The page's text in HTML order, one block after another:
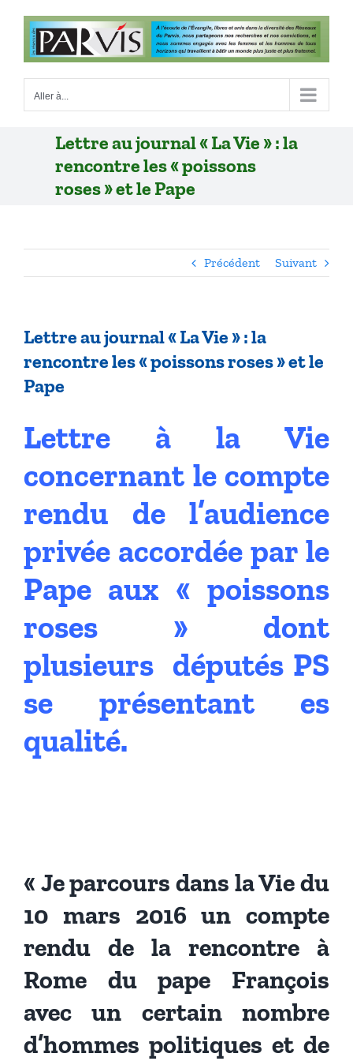
contenu
Aller à...
Lettre au journal « La Vie » : la
rencontre les « poissons
roses » et le Pape
Précédent Suivant
Lettre au journal « La Vie » : la
rencontre les « poissons roses » et le
Pape
Lettre à la Vie
concernant le compte
rendu de l’audience
privée accordée par le
Pape aux « poissons
roses » dont
plusieurs députés PS
se présentant es
qualité.
« Je parcours dans la Vie du
10 mars 2016 un compte
rendu de la rencontre à
Rome du pape François
avec un certain nombre
d’hommes politiques et de